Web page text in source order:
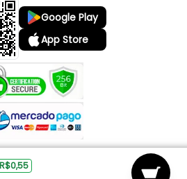
Google Play
App Store
Todos os direitos reservados.